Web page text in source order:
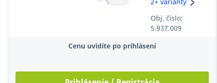
Obj. číslo:
5.937.009
Cenu uvidíte po prihlásení